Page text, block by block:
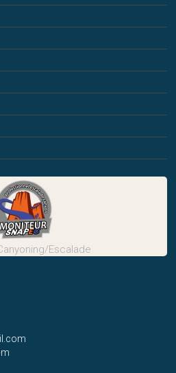
Escalade